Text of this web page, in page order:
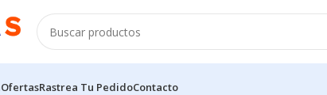
OfertasRastrea Tu PedidoContacto